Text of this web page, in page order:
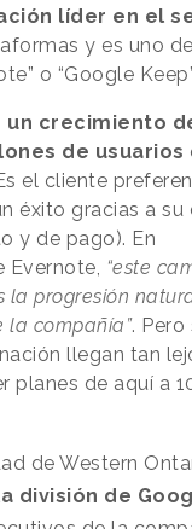
líder en el
y es uno
o “Google
un crecimiento
de usuarios
el cliente
éxito gracias a su
y de pago). En
Evernote, “este
la progresión
la compañía”. Pero
llegan tan
planes de aquí a
de Western
división de